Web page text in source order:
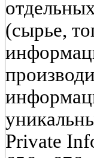
(сырье,
Private